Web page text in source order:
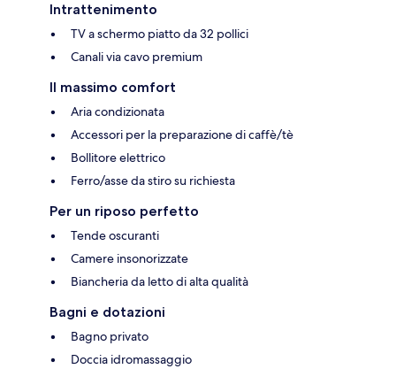
Intrattenimento
TV a schermo piatto da 32 pollici
Canali via cavo premium
Il massimo comfort
Aria condizionata
Accessori per la preparazione di caffè/tè
Bollitore elettrico
Ferro/asse da stiro su richiesta
Per un riposo perfetto
Tende oscuranti
Camere insonorizzate
Biancheria da letto di alta qualità
Bagni e dotazioni
Bagno privato
Doccia idromassaggio